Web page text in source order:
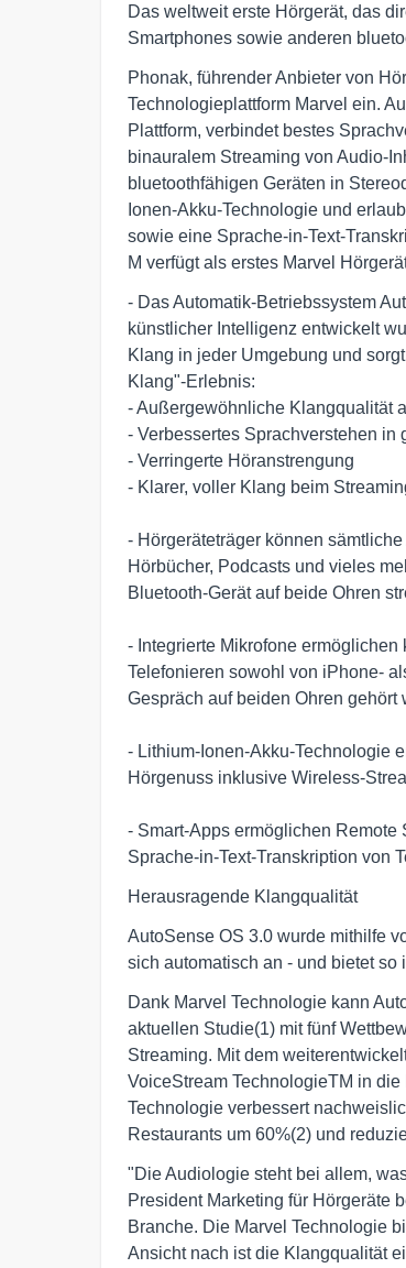
Das weltweit erste Hörgerät, das
Smartphones sowie anderen
Phonak, führender Anbieter von
Technologieplattform Marvel ein.
Plattform, verbindet bestes
binauralem Streaming von Audio-
bluetoothfähigen Geräten in
Ionen-Akku-Technologie und
sowie eine Sprache-in-Text-
M verfügt als erstes Marvel
- Das Automatik-Betriebssystem
künstlicher Intelligenz entwickelt
Klang in jeder Umgebung und
Klang"-Erlebnis:
- Außergewöhnliche Klangqualität
- Verbessertes Sprachverstehen
- Verringerte Höranstrengung
- Klarer, voller Klang beim
- Hörgeräteträger können
Hörbücher, Podcasts und vieles
Bluetooth-Gerät auf beide Ohren
- Integrierte Mikrofone ermöglichen
Telefonieren sowohl von iPhone-
Gespräch auf beiden Ohren gehört
- Lithium-Ionen-Akku-Technologie
Hörgenuss inklusive Wireless-
- Smart-Apps ermöglichen Remote
Sprache-in-Text-Transkription von
Herausragende Klangqualität
AutoSense OS 3.0 wurde mithilfe
sich automatisch an - und bietet
Dank Marvel Technologie kann
aktuellen Studie(1) mit fünf
Streaming. Mit dem
VoiceStream TechnologieTM in
Technologie verbessert
Restaurants um 60%(2) und
"Die Audiologie steht bei allem,
President Marketing für Hörgeräte
Branche. Die Marvel Technologie
Ansicht nach ist die Klangqualität